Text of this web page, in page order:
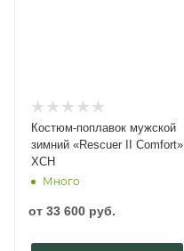
Костюм-поплавок мужской
зимний «Rescuer II Comfort»
ХСН
Много
от 33 600 руб.